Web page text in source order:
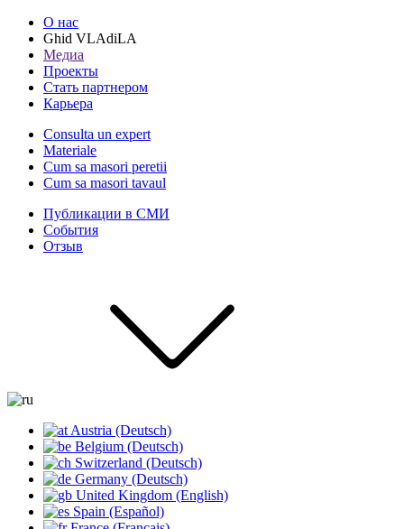
О нас
Ghid VLAdiLA
Медиа
Проекты
Стать партнером
Карьера
Consulta un expert
Materiale
Cum sa masori peretii
Cum sa masori tavaul
Публикации в СМИ
События
Отзыв
Austria (Deutsch)
Belgium (Deutsch)
Switzerland (Deutsch)
Germany (Deutsch)
United Kingdom (English)
Spain (Español)